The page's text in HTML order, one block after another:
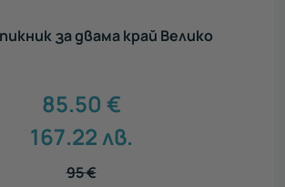
за двама край Велико
85.50 €
167.22лв.
95€